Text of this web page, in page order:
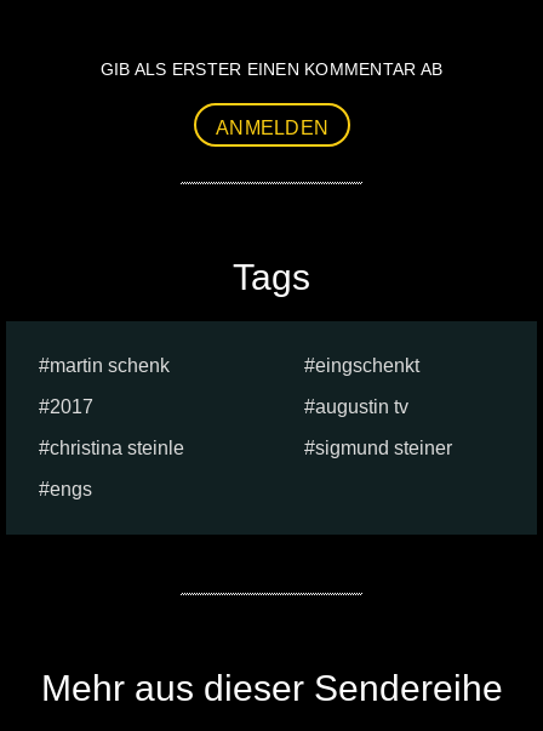
GIB ALS ERSTER EINEN KOMMENTAR AB
ANMELDEN
Tags
martin schenk
eingschenkt
2017
augustin tv
christina steinle
sigmund steiner
engs
Mehr aus dieser Sendereihe